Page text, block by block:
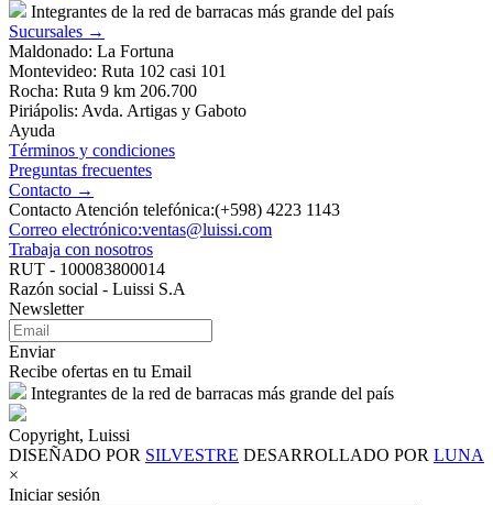
Integrantes de la red de barracas más grande del país
Sucursales →
Maldonado: La Fortuna
Montevideo: Ruta 102 casi 101
Rocha: Ruta 9 km 206.700
Piriápolis: Avda. Artigas y Gaboto
Ayuda
Términos y condiciones
Preguntas frecuentes
Contacto →
Contacto Atención telefónica:(+598) 4223 1143
Correo electrónico:ventas@luissi.com
Trabaja con nosotros
RUT - 100083800014
Razón social - Luissi S.A
Newsletter
Enviar
Recibe ofertas en tu Email
Integrantes de la red de barracas más grande del país
Copyright, Luissi
DISEÑADO POR SILVESTRE DESARROLLADO POR LUNA
×
Iniciar sesión